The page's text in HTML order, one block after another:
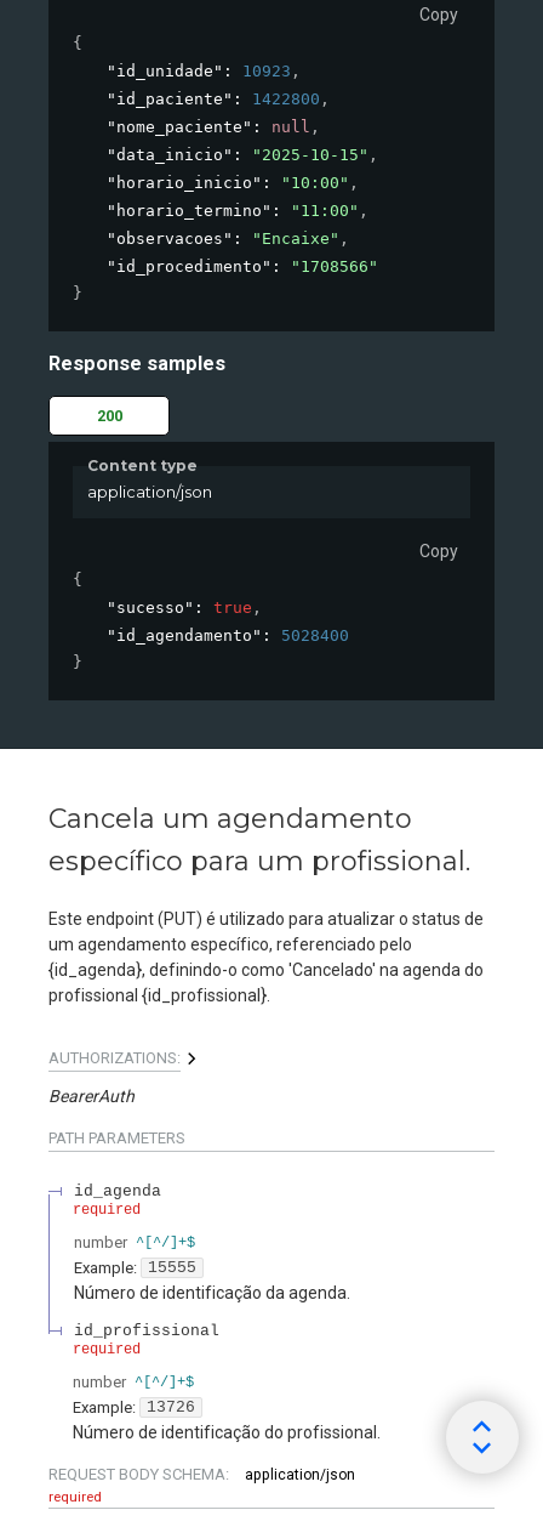
Copy
{
"id_unidade" : 10923 ,
"id_paciente" : 1422800 ,
"nome_paciente" : null ,
"data_inicio" : "2025-10-15" ,
"horario_inicio" : "10:00" ,
"horario_termino" : "11:00" ,
"observacoes" : "Encaixe" ,
"id_procedimento" :
"1708566"
}
Response samples
200
Content type
application/json
Copy
{
"sucesso" : true ,
"id_agendamento" : 5028400
}
Cancela um agendamento
específico para um profissional.
Este endpoint (PUT) é utilizado para atualizar o status de
um agendamento específico, referenciado pelo
{id_agenda}, definindo-o como 'Cancelado' na agenda do
profissional {id_profissional}.
AUTHORIZATIONS:
BearerAuth
PATH PARAMETERS
id_agenda
required
number ^[^/]+$
Example: 15555
Número de identificação da agenda.
id_profissional
required
number ^[^/]+$
Example: 13726
Número de identificação do profissional.
REQUEST BODY SCHEMA:
application/json
required